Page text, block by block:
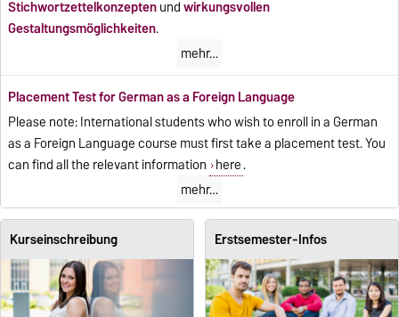
Stichwortzettelkonzeptenundwirkungsvollen
Gestaltungsmöglichkeiten.
mehr…
Placement Test for German as a Foreign Language
Please note: International students who wish to enroll in a German
as a Foreign Language course must first take a placement test. You
can find all the relevant information here.
mehr…
Kurseinschreibung Erstsemester-Infos